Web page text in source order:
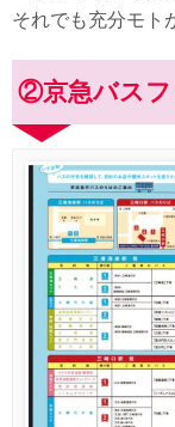
それでも充分モト
②京急バスフ